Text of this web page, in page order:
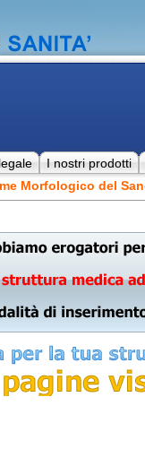
I nostri prodotti
Morfologico del